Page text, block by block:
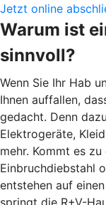
Jetzt online
Warum ist
sinnvoll?
Wenn Sie Ihr Hab
Ihnen auffallen,
gedacht. Denn
Elektrogeräte,
mehr. Kommt es
Einbruchdiebstahl
entstehen auf
springt die R+V-